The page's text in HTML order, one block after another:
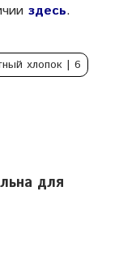
здесь.
хлопок | 6
для